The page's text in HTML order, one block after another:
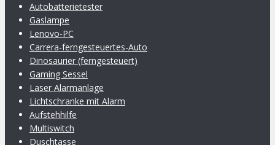
Autobatterietester
Gaslampe
Lenovo-PC
Carrera-ferngesteuertes-Auto
Dinosaurier (ferngesteuert)
Gaming Sessel
Laser Alarmanlage
Lichtschranke mit Alarm
Aufstehhilfe
Multiswitch
Duschtasse